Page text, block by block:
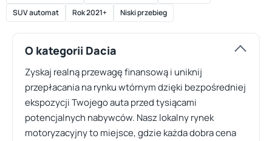
SUV automat
Rok 2021+ Niski przebieg
O kategorii Dacia
Zyskaj realną przewagę finansową i uniknij
przepłacania na rynku wtórnym dzięki bezpośredniej
ekspozycji Twojego auta przed tysiącami
potencjalnych nabywców. Nasz lokalny rynek
motoryzacyjny to miejsce, gdzie każda dobra cena